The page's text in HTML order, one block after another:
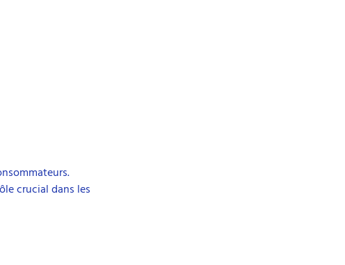
crucial dans les